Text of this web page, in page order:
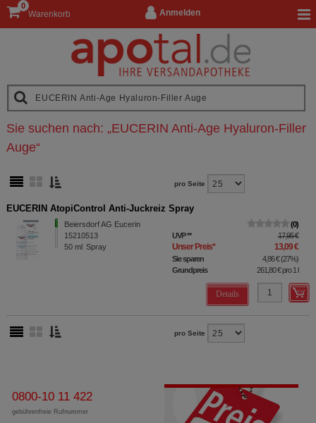
Anmelden
Warenkorb
0
Sie suchen nach: „EUCERIN Anti-Age Hyaluron-Filler
Auge“
pro Seite
EUCERIN AtopiControl Anti-Juckreiz Spray
Beiersdorf AG Eucerin
15210513
50 ml Spray
0
UVP** 17,95 €
Unser Preis* 13,09 €
Sie sparen 4,86 €(27%)
Grundpreis
261,80 €pro 1 l
Details
pro Seite
0800-10 11 422
gebührenfreie Rufnummer